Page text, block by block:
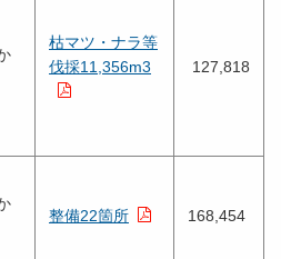
枯マツ・ナラ等
伐採11,356m3
127,818
整備22箇所 168,454